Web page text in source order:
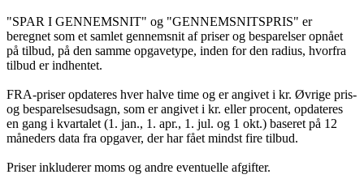
"SPAR I GENNEMSNIT" og "GENNEMSNITSPRIS" er
beregnet som et samlet gennemsnit af priser og besparelser opnået
på tilbud, på den samme opgavetype, inden for den radius, hvorfra
tilbud er indhentet.
FRA-priser opdateres hver halve time og er angivet i kr. Øvrige pris-
og besparelsesudsagn, som er angivet i kr. eller procent, opdateres
en gang i kvartalet (1. jan., 1. apr., 1. jul. og 1 okt.) baseret på 12
måneders data fra opgaver, der har fået mindst fire tilbud.
Priser inkluderer moms og andre eventuelle afgifter.